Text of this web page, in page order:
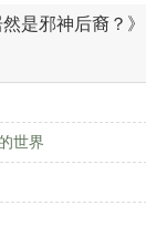
然是邪神后裔？
世界